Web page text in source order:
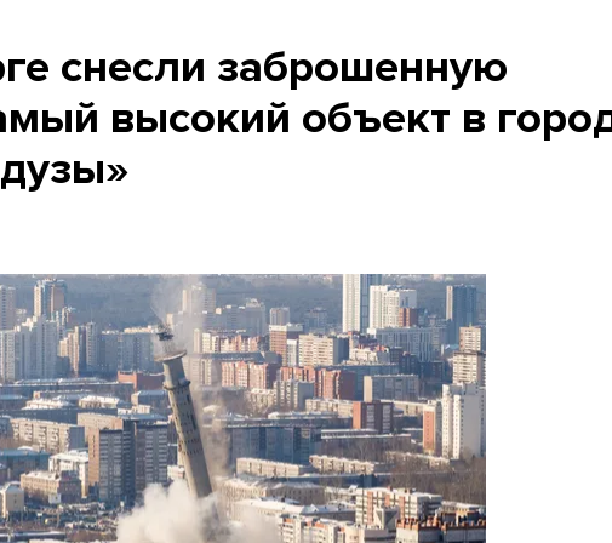
снесли заброшенную
высокий объект в